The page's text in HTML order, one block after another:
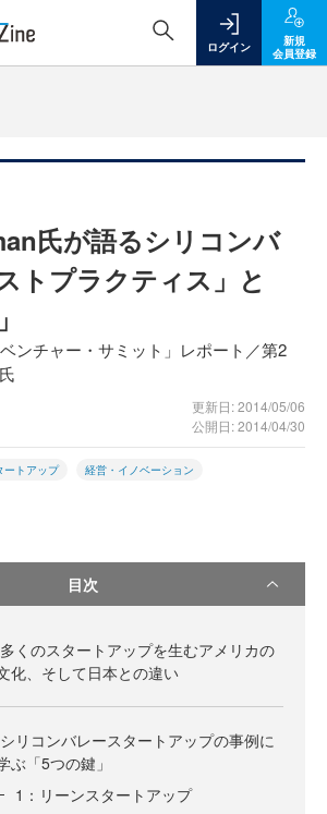
ログイン
新規
会員登録
氏が語るシリコンバ
トプラクティス」と
ンチャー・サミット」レポート／第2
更新日: 2014/05/06
公開日: 2014/04/30
ートアップ 経営・イノベーション
目次
多くのスタートアップを生むアメリカの
化、そして日本との違い
シリコンバレースタートアップの事例に
ぶ「5つの鍵」
1：リーンスタートアップ